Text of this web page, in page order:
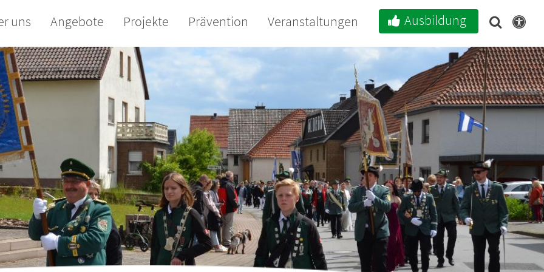
uns Angebote Projekte Prävention Veranstaltungen Ausbildung